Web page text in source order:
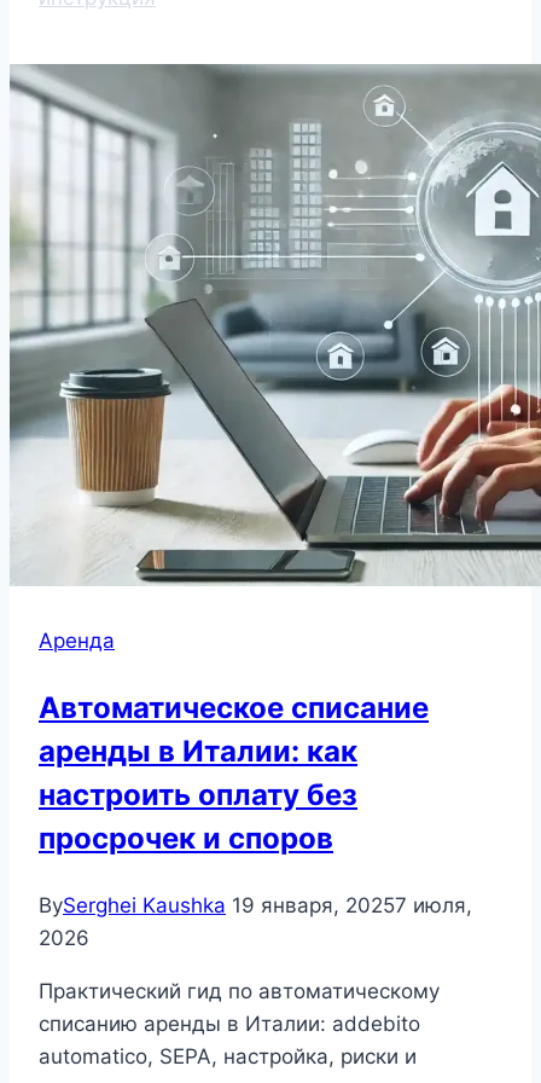
Аренда
Автоматическое списание
аренды в Италии: как
настроить оплату без
просрочек и споров
BySerghei Kaushka 19 января, 20257 июля,
2026
Практический гид по автоматическому
списанию аренды в Италии: addebito
automatico, SEPA, настройка, риски и